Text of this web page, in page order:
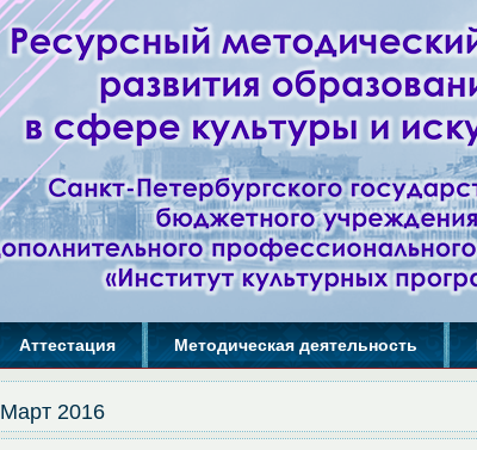
Аттестация Методическая деятельность
Март 2016